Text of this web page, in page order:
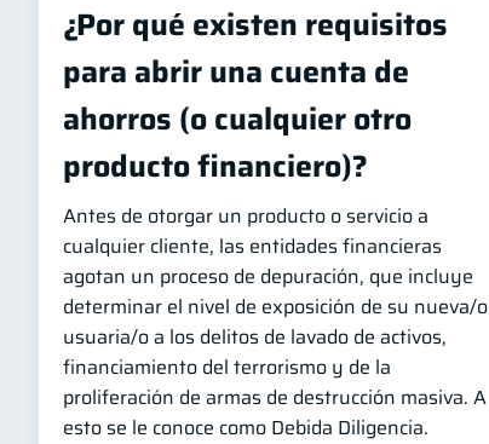
¿Por qué existen requisitos
para abrir una cuenta de
ahorros (o cualquier otro
producto financiero)?
Antes de otorgar un producto o servicio a
cualquier cliente, las entidades financieras
agotan un proceso de depuración, que incluye
determinar el nivel de exposición de su nueva/o
usuaria/o a los delitos de lavado de activos,
financiamiento del terrorismo y de la
proliferación de armas de destrucción masiva. A
esto se le conoce como Debida Diligencia.